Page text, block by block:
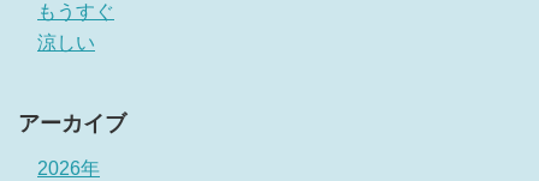
もうすぐ
涼しい
アーカイブ
2026年